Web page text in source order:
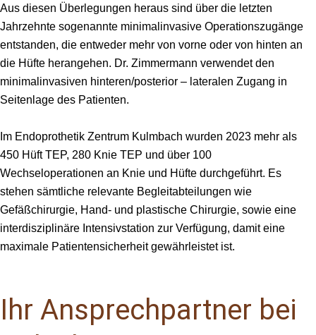
Aus diesen Überlegungen heraus sind über die letzten
Jahrzehnte sogenannte minimalinvasive Operationszugänge
entstanden, die entweder mehr von vorne oder von hinten an
die Hüfte herangehen. Dr. Zimmermann verwendet den
minimalinvasiven hinteren/posterior – lateralen Zugang in
Seitenlage des Patienten.
Im Endoprothetik Zentrum Kulmbach wurden 2023 mehr als
450 Hüft TEP, 280 Knie TEP und über 100
Wechseloperationen an Knie und Hüfte durchgeführt. Es
stehen sämtliche relevante Begleitabteilungen wie
Gefäßchirurgie, Hand- und plastische Chirurgie, sowie eine
interdisziplinäre Intensivstation zur Verfügung, damit eine
maximale Patientensicherheit gewährleistet ist.
Ihr Ansprechpartner bei